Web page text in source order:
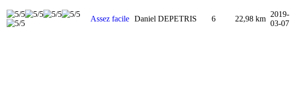
Assez facile Daniel DEPETRIS 6 22,98 km
2019-
03-07